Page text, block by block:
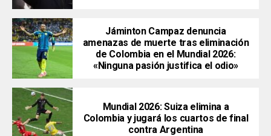
Jáminton Campaz denuncia
amenazas de muerte tras eliminación
de Colombia en el Mundial 2026:
«Ninguna pasión justifica el odio»
Mundial 2026: Suiza elimina a
Colombia y jugará los cuartos de final
contra Argentina